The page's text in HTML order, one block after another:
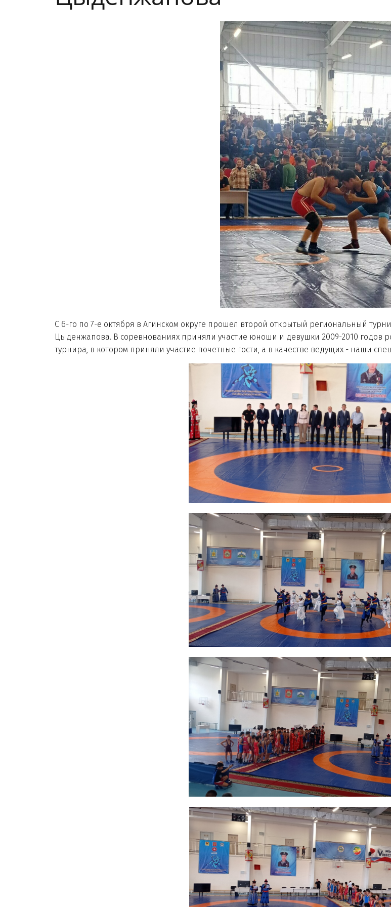
С 6-го по 7-е октября в Агинском округе прошел второй открытый региональный
Цыденжапова. В соревнованиях приняли участие юноши и девушки 2009-2010 годов
турнира, в котором приняли участие почетные гости, а в качестве ведущих - наши